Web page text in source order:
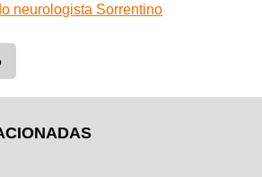
neurologista Sorrentino